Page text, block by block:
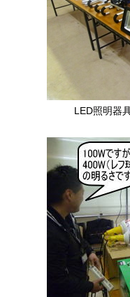
LED照明器